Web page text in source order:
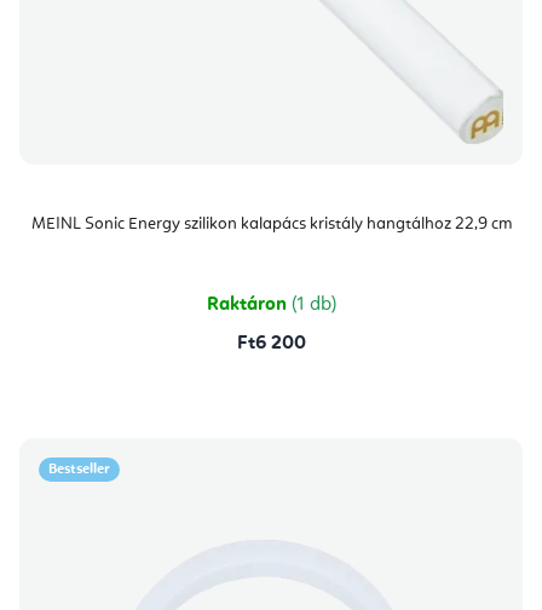
MEINL Sonic Energy szilikon kalapács kristály hangtálhoz 22,9 cm
Raktáron (1 db)
Ft6 200
Bestseller